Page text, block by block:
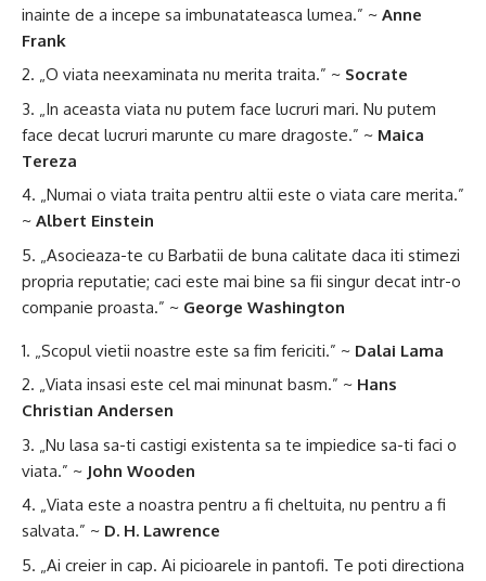
inainte de a incepe sa imbunatateasca lumea.” ~ Anne
Frank
„O viata neexaminata nu merita traita.” ~ Socrate
„In aceasta viata nu putem face lucruri mari. Nu putem
face decat lucruri marunte cu mare dragoste.” ~ Maica
Tereza
„Numai o viata traita pentru altii este o viata care merita.”
~ Albert Einstein
„Asocieaza-te cu Barbatii de buna calitate daca iti stimezi
propria reputatie; caci este mai bine sa fii singur decat intr-o
companie proasta.” ~ George Washington
„Scopul vietii noastre este sa fim fericiti.” ~ Dalai Lama
„Viata insasi este cel mai minunat basm.” ~ Hans
Christian Andersen
„Nu lasa sa-ti castigi existenta sa te impiedice sa-ti faci o
viata.” ~ John Wooden
„Viata este a noastra pentru a fi cheltuita, nu pentru a fi
salvata.” ~ D. H. Lawrence
„Ai creier in cap. Ai picioarele in pantofi. Te poti directiona